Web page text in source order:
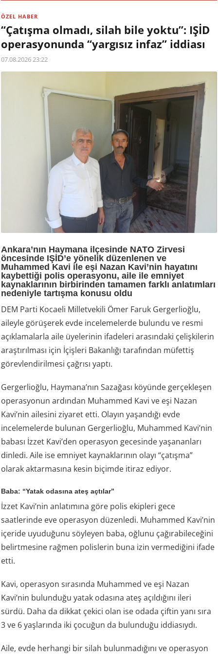
ÖZEL HABER
“Çatışma olmadı, silah bile yoktu”: IŞİD
operasyonunda “yargısız infaz” iddiası
07.08.2026 23:22
Ankara’nın Haymana ilçesinde NATO Zirvesi
öncesinde IŞİD’e yönelik düzenlenen ve
Muhammed Kavi ile eşi Nazan Kavi’nin hayatını
kaybettiği polis operasyonu, aile ile emniyet
kaynaklarının birbirinden tamamen farklı anlatımları
nedeniyle tartışma konusu oldu
DEM Parti Kocaeli Milletvekili Ömer Faruk Gergerlioğlu,
aileyle görüşerek evde incelemelerde bulundu ve resmi
açıklamalarla aile üyelerinin ifadeleri arasındaki çelişkilerin
araştırılması için İçişleri Bakanlığı tarafından müfettiş
görevlendirilmesi çağrısı yaptı.
Gergerlioğlu, Haymana’nın Sazağası köyünde gerçekleşen
operasyonun ardından Muhammed Kavi ve eşi Nazan
Kavi’nin ailesini ziyaret etti. Olayın yaşandığı evde
incelemelerde bulunan Gergerlioğlu, Muhammed Kavi’nin
babası İzzet Kavi’den operasyon gecesinde yaşananları
dinledi. Aile ise emniyet kaynaklarının olayı “çatışma”
olarak aktarmasına kesin biçimde itiraz ediyor.
Baba: “Yatak odasına ateş açtılar”
İzzet Kavi’nin anlatımına göre polis ekipleri gece
saatlerinde eve operasyon düzenledi. Muhammed Kavi’nin
içeride uyuduğunu söyleyen baba, oğlunu çağırabileceğini
belirtmesine rağmen polislerin buna izin vermediğini ifade
etti.
Kavi, operasyon sırasında Muhammed ve eşi Nazan
Kavi’nin bulunduğu yatak odasına ateş açıldığını ileri
sürdü. Daha da dikkat çekici olan ise odada çiftin yanı sıra
3 ve 6 yaşlarında iki çocuğun da bulunduğu iddiasıydı.
Aile, evde herhangi bir silah bulunmadığını ve operasyon